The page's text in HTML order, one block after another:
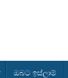
ඔබට ඉස්ලාම්